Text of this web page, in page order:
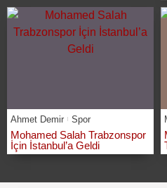
Ahmet Demir Spor
Mohamed Salah Trabzonspor
İçin İstanbul’a Geldi